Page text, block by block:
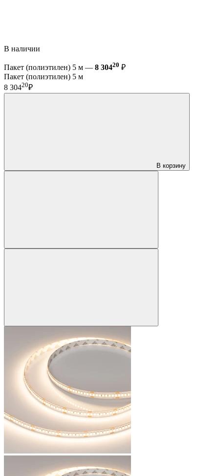
В наличии
Пакет (полиэтилен) 5 м — 8 30420 ₽
Пакет (полиэтилен) 5 м
8 30420₽
В корзину